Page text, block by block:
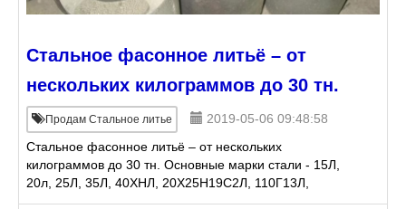
Стальное фасонное литьё – от
нескольких килограммов до 30 тн.
Продам Стальное литье
2019-05-06 09:48:58
Стальное фасонное литьё – от нескольких
килограммов до 30 тн. Основные марки стали - 15Л,
20л, 25Л, 35Л, 40ХНЛ, 20Х25Н19С2Л, 110Г13Л,
Х28Н48В5Л, 70ХЛ, Х6С2МЛ, 25Х1МФ, 65Г, 38ХМ,